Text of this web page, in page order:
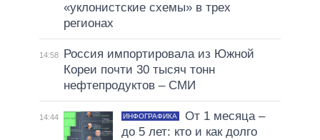
«уклонистские схемы» в трех
регионах
14:58
Россия импортировала из Южной
Кореи почти 30 тысяч тонн
нефтепродуктов – СМИ
14:44 ИНФОГРАФИКА
От 1 месяца –
до 5 лет: кто и как долго